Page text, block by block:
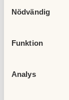
cookies och
Nödvändig
Funktion
Analys